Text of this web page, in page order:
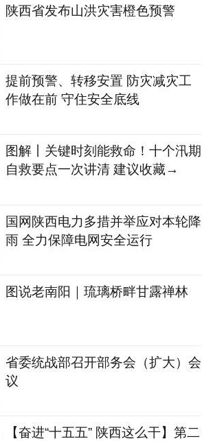
陕西省发布山洪灾害橙色预警
提前预警、转移安置 防灾减灾工
作做在前 守住安全底线
图解丨关键时刻能救命！十个汛期
自救要点一次讲清 建议收藏→
国网陕西电力多措并举应对本轮降
雨 全力保障电网安全运行
图说老南阳｜琉璃桥畔甘露禅林
省委统战部召开部务会（扩大）会
议
【奋进“十五五” 陕西这么干】第二